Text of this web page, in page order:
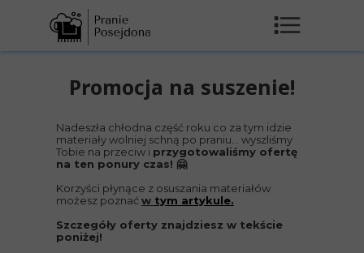
Promocja na suszenie!
Nadeszła chłodna część roku co za tym idzie
materiały wolniej schną po praniu... wyszliśmy
Tobie na przeciw i przygotowaliśmy ofertę
na ten ponury czas! 🤗
Korzyści płynące z osuszania materiałów
możesz poznaćw tym artykule.
Szczegóły oferty znajdziesz w tekście
poniżej!